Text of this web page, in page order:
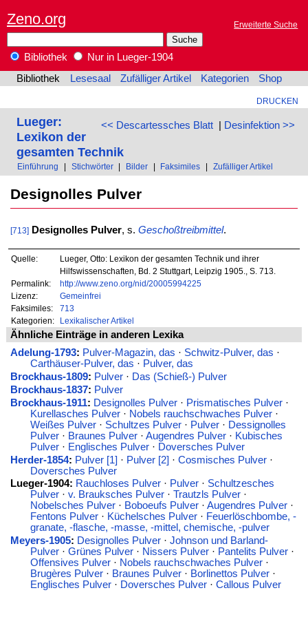
Zeno.org Erweiterte Suche
Bibliothek
Nur in Lueger-1904
Bibliothek
Lesesaal Zufälliger Artikel Kategorien Shop
DRUCKEN
<< Descartessches Blatt| Desinfektion >>
Lueger:
Lexikon der
gesamten Technik
Einführung Stichwörter Bilder Faksimiles Zufälliger Artikel
Designolles Pulver
[713] Designolles Pulver, s. Geschoßtreibmittel.
Quelle:
Lueger, Otto: Lexikon der gesamten Technik und ihrer
Hilfswissenschaften, Bd. 2 Stuttgart, Leipzig 1905., S. 713.
Permalink:
http://www.zeno.org/nid/20005994225
Lizenz:
Gemeinfrei
Faksimiles:
713
Kategorien:
Lexikalischer Artikel
Ähnliche Einträge in anderen Lexika
Adelung-1793: Pulver-Magazin, das · Schwitz-Pulver, das ·
Carthäuser-Pulver, das · Pulver, das
Brockhaus-1809: Pulver· Das (Schieß-) Pulver
Brockhaus-1837: Pulver
Brockhaus-1911: Designolles Pulver· Prismatisches Pulver·
Kurellasches Pulver· Nobels rauchschwaches Pulver·
Weißes Pulver· Schultzes Pulver· Pulver· Dessignolles
Pulver· Braunes Pulver· Augendres Pulver· Kubisches
Pulver· Englisches Pulver· Doversches Pulver
Herder-1854: Pulver [1] · Pulver [2] · Cosmisches Pulver·
Doversches Pulver
Lueger-1904: Rauchloses Pulver· Pulver· Schultzesches
Pulver· v. Brauksches Pulver· Trautzls Pulver·
Nobelsches Pulver· Boboeufs Pulver· Augendres Pulver·
Fentons Pulver· Küchelsches Pulver· Feuerlöschbombe, -
granate, -flasche, -masse, -mittel, chemische, -pulver
Meyers-1905: Designolles Pulver· Johnson und Barland-
Pulver· Grünes Pulver· Nissers Pulver· Pantelits Pulver·
Offensives Pulver· Nobels rauchschwaches Pulver·
Brugères Pulver· Braunes Pulver· Borlinettos Pulver·
Englisches Pulver· Doversches Pulver· Callous Pulver